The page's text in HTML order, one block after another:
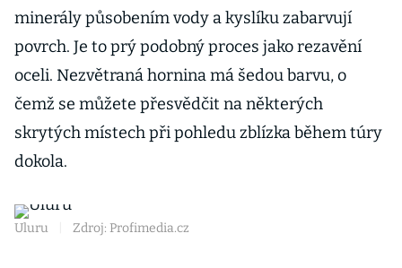
minerály působením vody a kyslíku zabarvují
povrch. Je to prý podobný proces jako rezavění
oceli. Nezvětraná hornina má šedou barvu, o
čemž se můžete přesvědčit na některých
skrytých místech při pohledu zblízka během túry
dokola.
Uluru Zdroj: Profimedia.cz